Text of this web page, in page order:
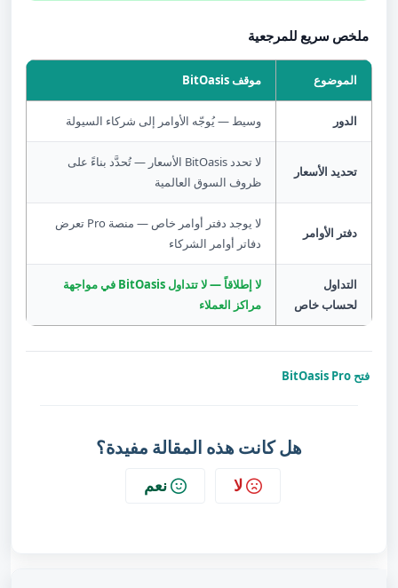
ملخص سريع للمرجعية
الموضوع موقف BitOasis
الدور وسيط — يُوجّه الأوامر إلى شركاء السيولة
تحديد الأسعار
لا تحدد BitOasis الأسعار — تُحدَّد بناءً على
ظروف السوق العالمية
دفتر الأوامر
لا يوجد دفتر أوامر خاص — منصة Pro تعرض
دفاتر أوامر الشركاء
التداول
لحساب خاص
لا إطلاقاً — لا تتداول BitOasis في مواجهة
مراكز العملاء
فتح BitOasis Pro
هل كانت هذه المقالة مفيدة؟
لا نعم